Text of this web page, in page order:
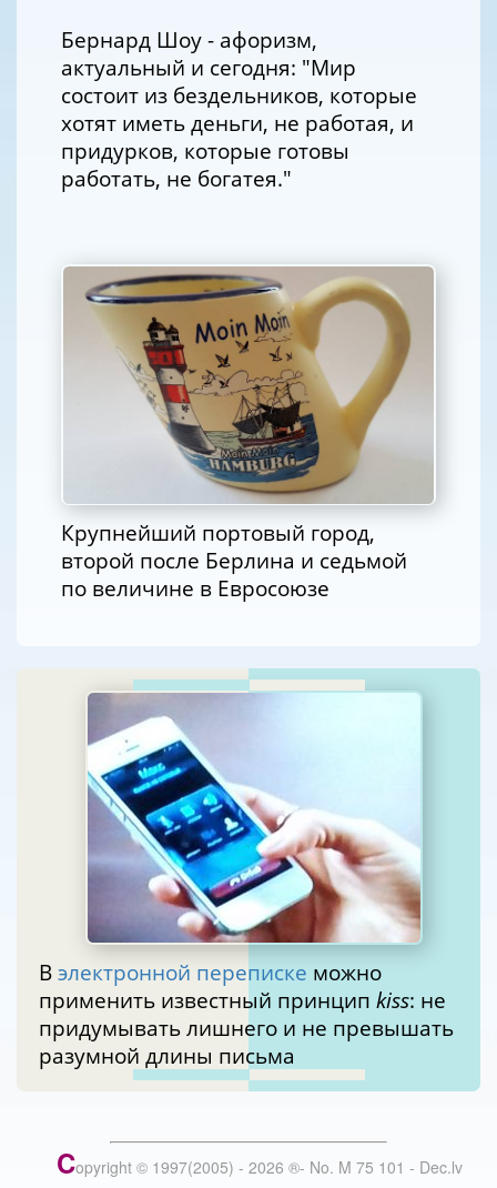
Бернард Шоу - афоризм,
актуальный и сегодня: "Мир
состоит из бездельников, которые
хотят иметь деньги, не работая, и
придурков, которые готовы
работать, не богатея."
Крупнейший портовый город,
второй после Берлина и седьмой
по величине в Евросоюзе
В электронной переписке можно
применить известный принцип kiss: не
придумывать лишнего и не превышать
разумной длины письма
Copyright © 1997(2005) - 2026 ®- No. M 75 101 - Dec.lv